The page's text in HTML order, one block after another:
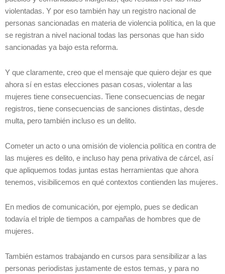
violentadas. Y por eso también hay un registro nacional de
personas sancionadas en materia de violencia política, en la que
se registran a nivel nacional todas las personas que han sido
sancionadas ya bajo esta reforma.
Y que claramente, creo que el mensaje que quiero dejar es que
ahora sí en estas elecciones pasan cosas, violentar a las
mujeres tiene consecuencias. Tiene consecuencias de negar
registros, tiene consecuencias de sanciones distintas, desde
multa, pero también incluso es un delito.
Cometer un acto o una omisión de violencia política en contra de
las mujeres es delito, e incluso hay pena privativa de cárcel, así
que apliquemos todas juntas estas herramientas que ahora
tenemos, visibilicemos en qué contextos contienden las mujeres.
En medios de comunicación, por ejemplo, pues se dedican
todavía el triple de tiempos a campañas de hombres que de
mujeres.
También estamos trabajando en cursos para sensibilizar a las
personas periodistas justamente de estos temas, y para no